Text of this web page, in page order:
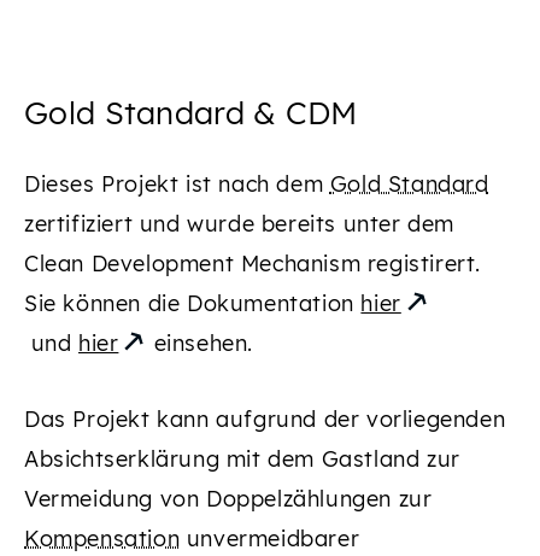
Gold Standard & CDM
Dieses Projekt ist nach dem Gold Standard
zertifiziert und wurde bereits unter dem
Clean Development Mechanism registirert.
Sie können die Dokumentation hier
und hier einsehen.
Das Projekt kann aufgrund der vorliegenden
Absichtserklärung mit dem Gastland zur
Vermeidung von Doppelzählungen zur
Kompensation unvermeidbarer